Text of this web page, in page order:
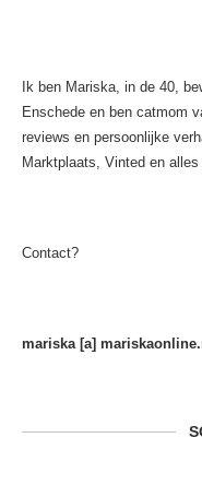
Ik ben Mariska, in de 40,
Enschede en ben catmom
reviews en persoonlijke
Marktplaats, Vinted en
Contact?
mariska [a]